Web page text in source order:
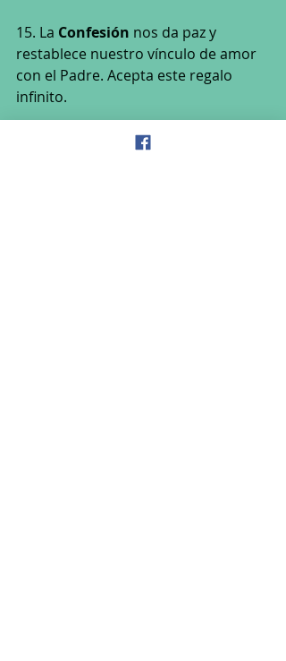
15. La Confesión nos da paz y
restablece nuestro vínculo de amor
con el Padre. Acepta este regalo
infinito.